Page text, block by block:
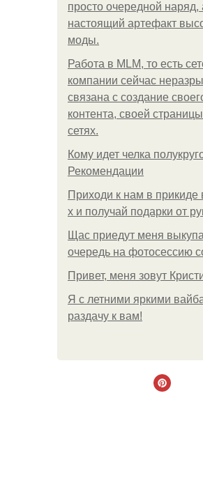
просто очередной наряд,
настоящий артефакт
моды.
Работа в MLM, то есть
компании сейчас
связана с создание
контента, своей
сетях.
Кому идет челка
Рекомендации
Приходи к нам в прикиде
х и получай подарки от
Щас приедут меня
очередь на фотосессию
Привет, меня зовут
Я с летними яркими
раздачу к вам!